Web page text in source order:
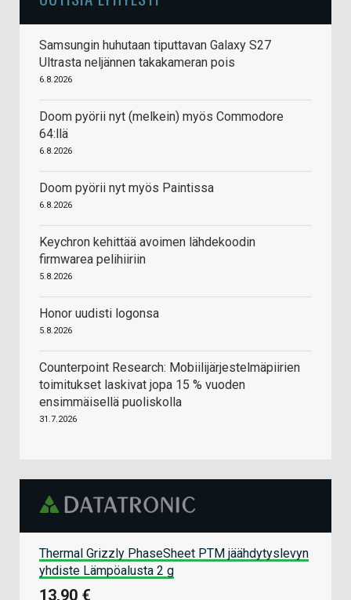
Samsungin huhutaan tiputtavan Galaxy S27
Ultrasta neljännen takakameran pois
6.8.2026
Doom pyörii nyt (melkein) myös Commodore
64:llä
6.8.2026
Doom pyörii nyt myös Paintissa
6.8.2026
Keychron kehittää avoimen lähdekoodin
firmwarea pelihiiriin
5.8.2026
Honor uudisti logonsa
5.8.2026
Counterpoint Research: Mobiilijärjestelmäpiirien
toimitukset laskivat jopa 15 % vuoden
ensimmäisellä puoliskolla
31.7.2026
Thermal Grizzly PhaseSheet PTM jäähdytyslevyn
yhdiste Lämpöalusta 2 g
13,90 €